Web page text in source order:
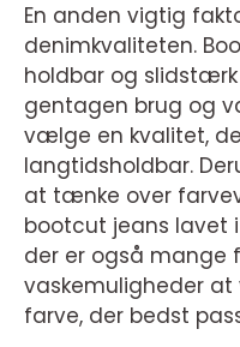
En anden vigtig
denimkvaliteten.
holdbar og
gentagen brug og
vælge en kvalitet,
langtidsholdbar.
at tænke over
bootcut jeans lavet
der er også mange
vaskemuligheder
farve, der bedst